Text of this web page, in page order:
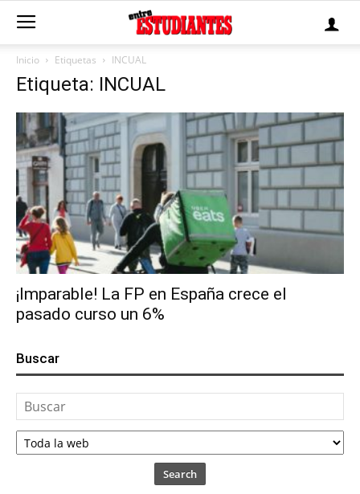
Inicio Etiquetas INCUAL
Etiqueta: INCUAL
¡Imparable! La FP en España crece el
pasado curso un 6%
Buscar
Search